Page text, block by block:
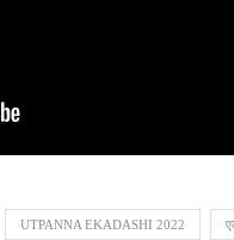
UTPANNA EKADASHI 2022